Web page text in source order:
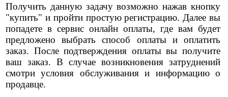
Получить данную задачу возможно нажав кнопку
"купить" и пройти простую регистрацию. Далее вы
попадете в сервис онлайн оплаты, где вам будет
предложено выбрать способ оплаты и оплатить
заказ. После подтверждения оплаты вы получите
ваш заказ. В случае возникновения затруднений
смотри условия обслуживания и информацию о
продавце.